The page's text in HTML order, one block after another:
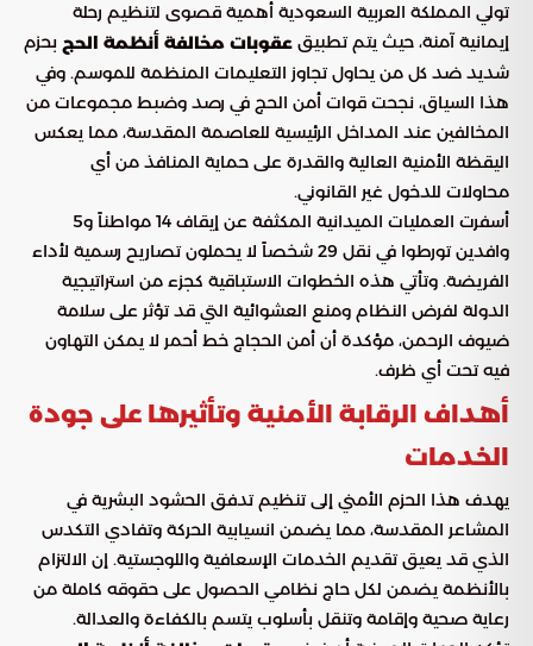
تولي المملكة العربية السعودية أهمية قصوى لتنظيم رحلة
إيمانية آمنة، حيث يتم تطبيق عقوبات مخالفة أنظمة الحج بحزم
شديد ضد كل من يحاول تجاوز التعليمات المنظمة للموسم. وفي
هذا السياق، نجحت قوات أمن الحج في رصد وضبط مجموعات من
المخالفين عند المداخل الرئيسية للعاصمة المقدسة، مما يعكس
اليقظة الأمنية العالية والقدرة على حماية المنافذ من أي
محاولات للدخول غير القانوني.
أسفرت العمليات الميدانية المكثفة عن إيقاف 14 مواطناً و5
وافدين تورطوا في نقل 29 شخصاً لا يحملون تصاريح رسمية لأداء
الفريضة. وتأتي هذه الخطوات الاستباقية كجزء من استراتيجية
الدولة لفرض النظام ومنع العشوائية التي قد تؤثر على سلامة
ضيوف الرحمن، مؤكدة أن أمن الحجاج خط أحمر لا يمكن التهاون
فيه تحت أي ظرف.
أهداف الرقابة الأمنية وتأثيرها على جودة
الخدمات
يهدف هذا الحزم الأمني إلى تنظيم تدفق الحشود البشرية في
المشاعر المقدسة، مما يضمن انسيابية الحركة وتفادي التكدس
الذي قد يعيق تقديم الخدمات الإسعافية واللوجستية. إن الالتزام
بالأنظمة يضمن لكل حاج نظامي الحصول على حقوقه كاملة من
رعاية صحية وإقامة وتنقل بأسلوب يتسم بالكفاءة والعدالة.